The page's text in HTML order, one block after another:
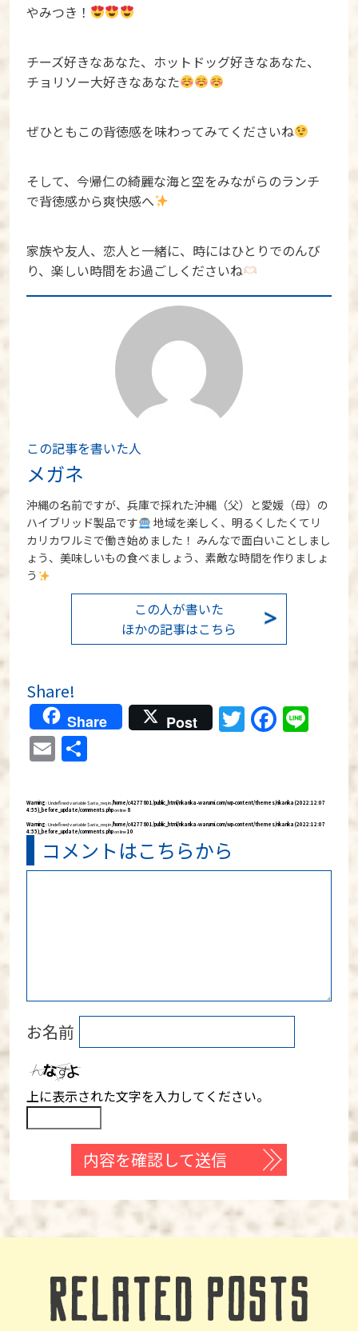
やみつき！
チーズ好きなあなた、ホットドッグ好きなあなた、
チョリソー大好きなあなた
ぜひともこの背徳感を味わってみてくださいね
そして、今帰仁の綺麗な海と空をみながらのランチ
で背徳感から爽快感へ
家族や友人、恋人と一緒に、時にはひとりでのんび
り、楽しい時間をお過ごしくださいね
この記事を書いた人
メガネ
沖縄の名前ですが、兵庫で採れた沖縄（父）と愛媛（母）の
ハイブリッド製品です
地域を楽しく、明るくしたくてリ
カリカワルミで働き始めました！ みんなで面白いことしまし
ょう、美味しいもの食べましょう、素敵な時間を作りましょ
う
この人が書いた
ほかの記事はこちら
Share!
Share Post Twitter
Email
Warning: Undefined variable $aria_req in/home/c4277801/public_html/rikarika-warumi.com/wp-content/themes/rikarika (2022:12:07
4:55)_before_update/comments.phpon line 8
Warning: Undefined variable $aria_req in/home/c4277801/public_html/rikarika-warumi.com/wp-content/themes/rikarika (2022:12:07
4:55)_before_update/comments.phpon line10
コメントはこちらから
お名前
上に表示された文字を入力してください。